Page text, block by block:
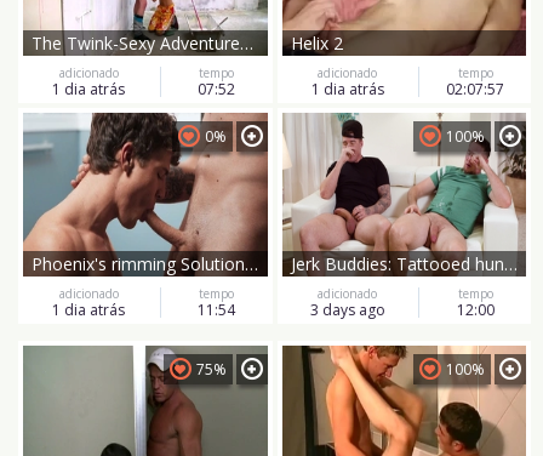
The Twink-Sexy Adventures of Blava
adicionado
1 dia atrás
tempo
07:52
Helix 2
adicionado
1 dia atrás
tempo
02:07:57
Phoenix's rimming Solution is a Delight
0%
adicionado
1 dia atrás
tempo
11:54
Jerk Buddies: Tattooed hunk duo in a wild doggy style ride
100%
adicionado
3 days ago
tempo
12:00
75% 100%